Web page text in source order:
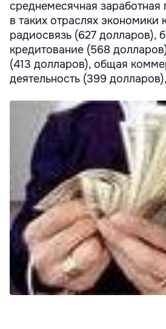
среднемесячная заработная
в таких отраслях экономики
радиосвязь (627 долларов),
кредитование (568
(413 долларов), общая
деятельность (399